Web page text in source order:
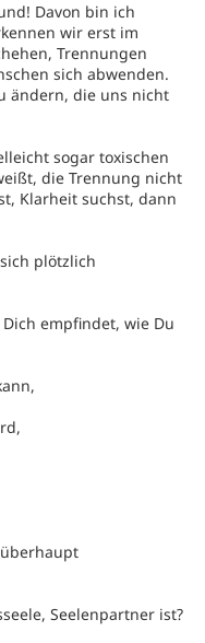
Davon bin ich
wir erst im
Trennungen
sich abwenden.
ändern, die uns nicht
sogar toxischen
die Trennung nicht
Klarheit suchst, dann
plötzlich
empfindet, wie Du
Seelenpartner ist?